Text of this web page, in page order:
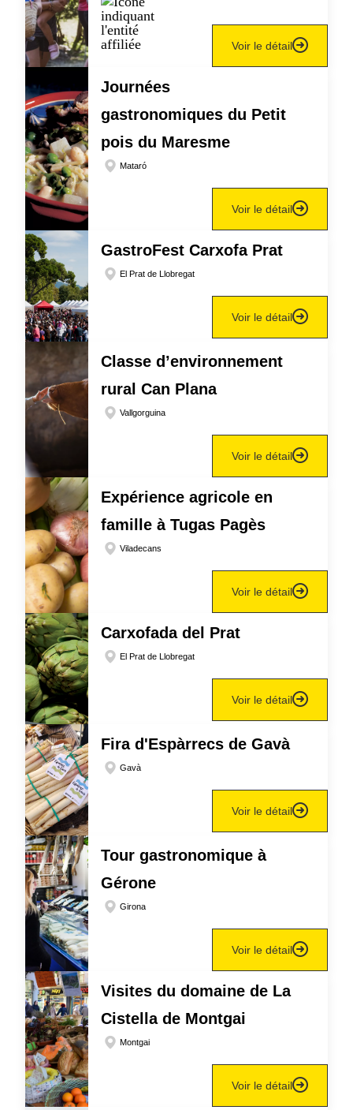
Voir le détail
Journées
gastronomiques du Petit
pois du Maresme
Mataró
Voir le détail
GastroFest Carxofa Prat
El Prat de Llobregat
Voir le détail
Classe d’environnement
rural Can Plana
Vallgorguina
Voir le détail
Expérience agricole en
famille à Tugas Pagès
Viladecans
Voir le détail
Carxofada del Prat
El Prat de Llobregat
Voir le détail
Fira d'Espàrrecs de Gavà
Gavà
Voir le détail
Tour gastronomique à
Gérone
Girona
Voir le détail
Visites du domaine de La
Cistella de Montgai
Montgai
Voir le détail